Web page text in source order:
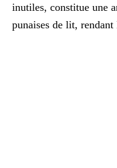
inutiles, constitue une
punaises de lit,